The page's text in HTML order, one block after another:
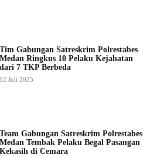
Tim Gabungan Satreskrim Polrestabes
Medan Ringkus 10 Pelaku Kejahatan
dari 7 TKP Berbeda
12 Juli 2025
Team Gabungan Satreskrim Polrestabes
Medan Tembak Pelaku Begal Pasangan
Kekasih di Cemara